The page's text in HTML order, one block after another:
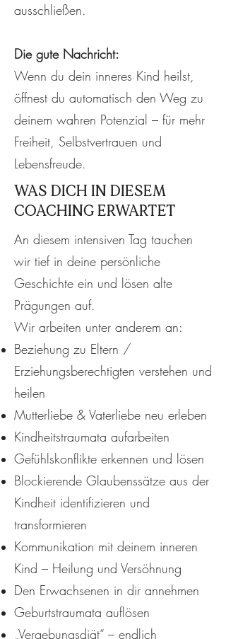
ausschließen.
Die gute Nachricht:
Wenn du dein inneres Kind heilst,
öffnest du automatisch den Weg zu
deinem wahren Potenzial – für mehr
Freiheit, Selbstvertrauen und
Lebensfreude.
WAS DICH IN DIESEM
COACHING ERWARTET
An diesem intensiven Tag tauchen
wir tief in deine persönliche
Geschichte ein und lösen alte
Prägungen auf.
Wir arbeiten unter anderem an:
Beziehung zu Eltern /
Erziehungsberechtigten verstehen und
heilen
Mutterliebe & Vaterliebe neu erleben
Kindheitstraumata aufarbeiten
Gefühlskonflikte erkennen und lösen
Blockierende Glaubenssätze aus der
Kindheit identifizieren und
transformieren
Kommunikation mit deinem inneren
Kind – Heilung und Versöhnung
Den Erwachsenen in dir annehmen
Geburtstraumata auflösen
„Vergebungsdiät“ – endlich